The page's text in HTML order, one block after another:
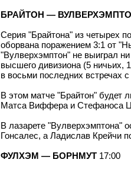
БРАЙТОН —
Серия "Брайтона" из четырех
оборвана поражением 3:1 от
"Вулверхэмптон" не выиграл
высшего дивизиона (5 ничьих,
в восьми последних встречах
В этом матче "Брайтон" будет
Матса Виффера и Стефаноса
В лазарете "Вулверхэмптона"
Гонсалес, а Ладислав Крейчи
ФУЛХЭМ — БОРНМУТ 17:00